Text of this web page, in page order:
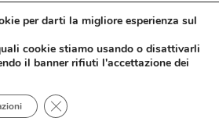
per darti la migliore esperienza sul
cookie stiamo usando o disattivarli
il banner rifiuti l'accettazione dei
Close GDPR Cookie Banner